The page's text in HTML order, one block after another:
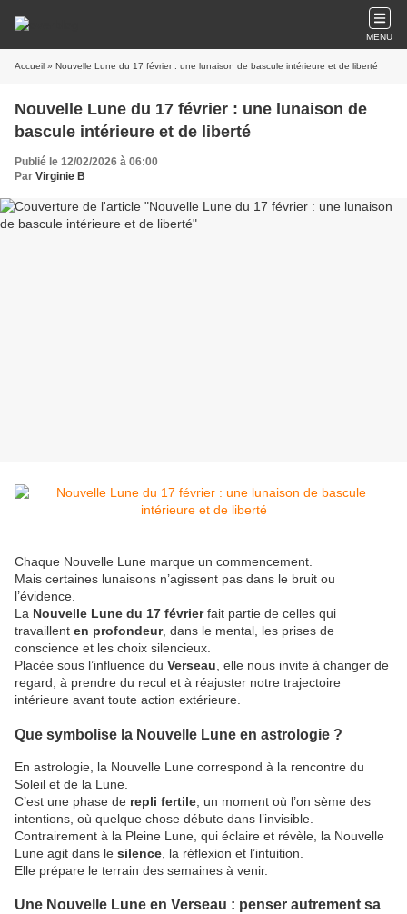
MENU
Accueil » Nouvelle Lune du 17 février : une lunaison de bascule intérieure et de liberté
Nouvelle Lune du 17 février : une lunaison de
bascule intérieure et de liberté
Publié le 12/02/2026 à 06:00
Par Virginie B
Chaque Nouvelle Lune marque un commencement.
Mais certaines lunaisons n’agissent pas dans le bruit ou
l’évidence.
La Nouvelle Lune du 17 févrierfait partie de celles qui
travaillent en profondeur, dans le mental, les prises de
conscience et les choix silencieux.
Placée sous l’influence du Verseau , elle nous invite à changer de
regard, à prendre du recul et à réajuster notre trajectoire
intérieure avant toute action extérieure.
Que symbolise la Nouvelle Lune en astrologie ?
En astrologie, la Nouvelle Lune correspond à la rencontre du
Soleil et de la Lune.
C’est une phase de repli fertile , un moment où l’on sème des
intentions, où quelque chose débute dans l’invisible.
Contrairement à la Pleine Lune, qui éclaire et révèle, la Nouvelle
Lune agit dans le silence , la réflexion et l’intuition.
Elle prépare le terrain des semaines à venir.
Une Nouvelle Lune en Verseau : penser autrement sa